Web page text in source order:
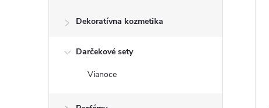
Dekoratívna kozmetika
Darčekové sety
Vianoce